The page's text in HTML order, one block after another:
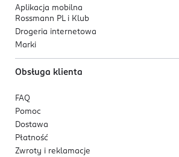
Aplikacja mobilna
Rossmann PL i Klub
Drogeria internetowa
Marki
Obsługa klienta
FAQ
Pomoc
Dostawa
Płatność
Zwroty i reklamacje